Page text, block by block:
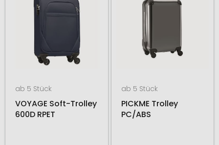
ab 5 Stück
VOYAGE Soft-Trolley
600D RPET
ab 5 Stück
PICKME Trolley
PC/ABS